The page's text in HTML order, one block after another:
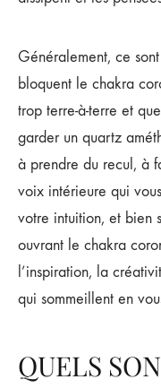
Généralement, ce
bloquent le chakra
trop terre-à-terre et
garder un quartz
à prendre du recul, à
voix intérieure qui
votre intuition, et bien
ouvrant le chakra
l’inspiration, la
qui sommeillent en
QUELS